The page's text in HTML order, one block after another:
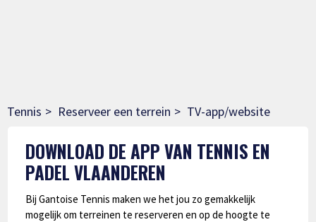
Tennis Reserveer een terrein TV-app/website
DOWNLOAD DE APP VAN TENNIS EN
PADEL VLAANDEREN
Bij Gantoise Tennis maken we het jou zo gemakkelijk
mogelijk om terreinen te reserveren en op de hoogte te